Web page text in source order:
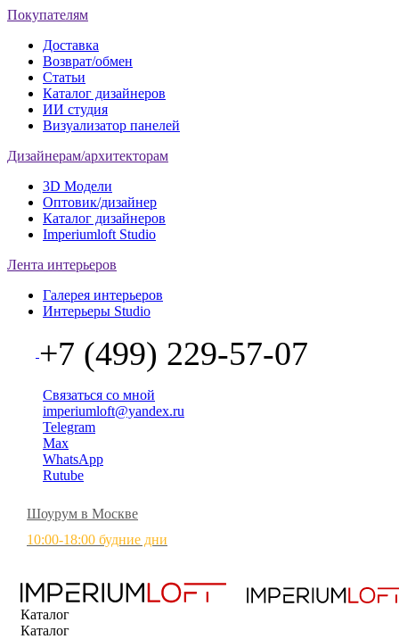
Покупателям
Доставка
Возврат/обмен
Статьи
Каталог дизайнеров
ИИ студия
Визуализатор панелей
Дизайнерам/архитекторам
3D Модели
Оптовик/дизайнер
Каталог дизайнеров
Imperiumloft Studio
Лента интерьеров
Галерея интерьеров
Интерьеры Studio
+7 (499) 229-57-07
Связаться со мной
imperiumloft@yandex.ru
Telegram
Max
WhatsApp
Rutube
Шоурум в Москве
10:00-18:00 будние дни
Каталог
Каталог